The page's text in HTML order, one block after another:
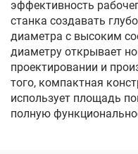
эффективность
станка создавать
диаметра с высоким
диаметру открывает
проектировании и
того, компактная
использует площадь
полную